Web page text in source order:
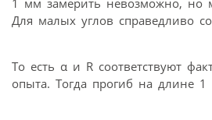
Для малых углов справедливо
То есть α и R соответствуют
опыта. Тогда прогиб на длине 1